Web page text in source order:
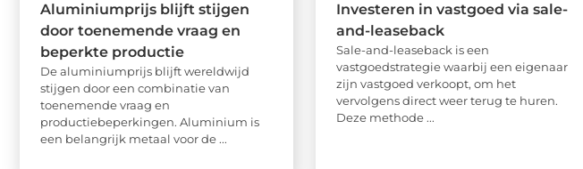
Aluminiumprijs blijft stijgen
door toenemende vraag en
beperkte productie
De aluminiumprijs blijft wereldwijd
stijgen door een combinatie van
toenemende vraag en
productiebeperkingen. Aluminium is
een belangrijk metaal voor de ...
Investeren in vastgoed via sale-
and-leaseback
Sale-and-leaseback is een
vastgoedstrategie waarbij een eigenaar
zijn vastgoed verkoopt, om het
vervolgens direct weer terug te huren.
Deze methode ...